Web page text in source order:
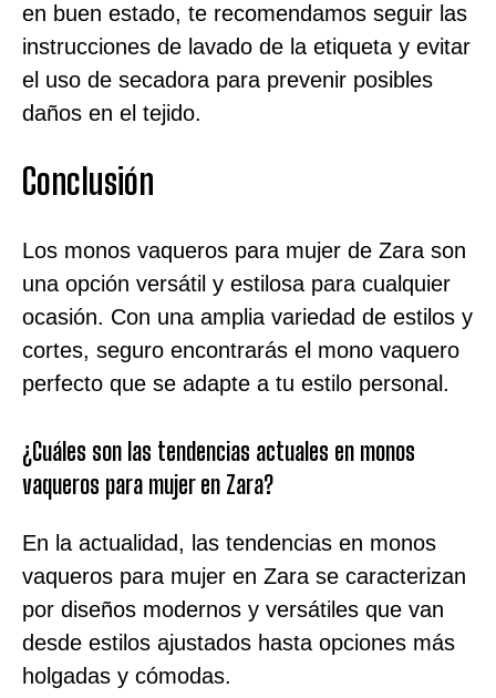
en buen estado, te recomendamos seguir las
instrucciones de lavado de la etiqueta y evitar
el uso de secadora para prevenir posibles
daños en el tejido.
Conclusión
Los monos vaqueros para mujer de Zara son
una opción versátil y estilosa para cualquier
ocasión. Con una amplia variedad de estilos y
cortes, seguro encontrarás el mono vaquero
perfecto que se adapte a tu estilo personal.
¿Cuáles son las tendencias actuales en monos
vaqueros para mujer en Zara?
En la actualidad, las tendencias en monos
vaqueros para mujer en Zara se caracterizan
por diseños modernos y versátiles que van
desde estilos ajustados hasta opciones más
holgadas y cómodas.